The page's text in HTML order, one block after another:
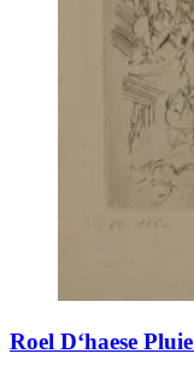
Roel D‘haese